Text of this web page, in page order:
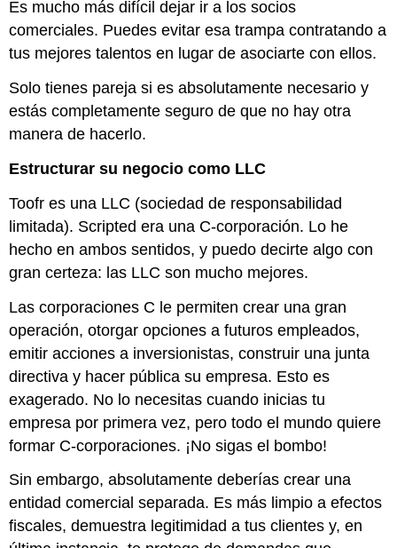
Es mucho más difícil dejar ir a los socios
comerciales. Puedes evitar esa trampa contratando a
tus mejores talentos en lugar de asociarte con ellos.
Solo tienes pareja si es absolutamente necesario y
estás completamente seguro de que no hay otra
manera de hacerlo.
Estructurar su negocio como LLC
Toofr es una LLC (sociedad de responsabilidad
limitada). Scripted era una C-corporación. Lo he
hecho en ambos sentidos, y puedo decirte algo con
gran certeza: las LLC son mucho mejores.
Las corporaciones C le permiten crear una gran
operación, otorgar opciones a futuros empleados,
emitir acciones a inversionistas, construir una junta
directiva y hacer pública su empresa. Esto es
exagerado. No lo necesitas cuando inicias tu
empresa por primera vez, pero todo el mundo quiere
formar C-corporaciones. ¡No sigas el bombo!
Sin embargo, absolutamente deberías crear una
entidad comercial separada. Es más limpio a efectos
fiscales, demuestra legitimidad a tus clientes y, en